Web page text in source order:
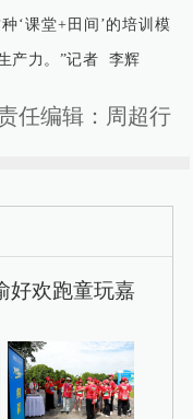
‘课堂+田间’的培训模
产力。”记者 李辉
任编辑：周超行
好欢跑童玩嘉